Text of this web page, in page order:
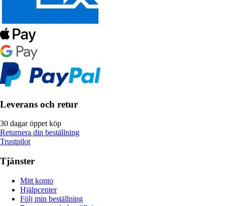
Leverans och retur
30 dagar öppet köp
Returnera din beställning
Trustpilot
Tjänster
Mitt konto
Hjälpcenter
Följ min beställning